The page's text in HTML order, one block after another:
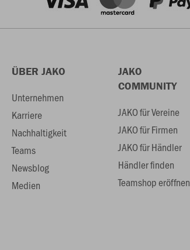
ÜBER JAKO
Unternehmen
Karriere
Nachhaltigkeit
Teams
Newsblog
Medien
JAKO
COMMUNITY
JAKO für Vereine
JAKO für Firmen
JAKO für Händler
Händler finden
Teamshop eröffnen